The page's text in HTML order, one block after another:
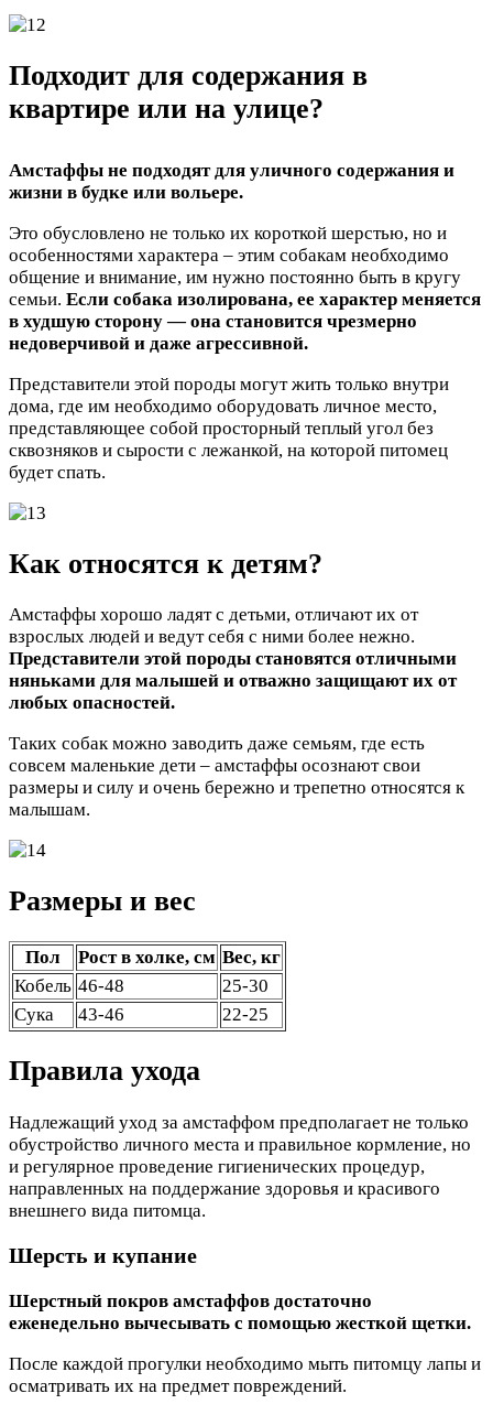
Подходит для содержания в
квартире или на улице?
Амстаффы не подходят для уличного содержания и
жизни в будке или вольере.
Это обусловлено не только их короткой шерстью, но и
особенностями характера – этим собакам необходимо
общение и внимание, им нужно постоянно быть в кругу
семьи. Если собака изолирована, ее характер меняется
в худшую сторону — она становится чрезмерно
недоверчивой и даже агрессивной.
Представители этой породы могут жить только внутри
дома, где им необходимо оборудовать личное место,
представляющее собой просторный теплый угол без
сквозняков и сырости с лежанкой, на которой питомец
будет спать.
Как относятся к детям?
Амстаффы хорошо ладят с детьми, отличают их от
взрослых людей и ведут себя с ними более нежно.
Представители этой породы становятся отличными
няньками для малышей и отважно защищают их от
любых опасностей.
Таких собак можно заводить даже семьям, где есть
совсем маленькие дети – амстаффы осознают свои
размеры и силу и очень бережно и трепетно относятся к
малышам.
Размеры и вес
Пол Рост в холке, см Вес, кг
Кобель 46-48
25-30
Сука
43-46 22-25
Правила ухода
Надлежащий уход за амстаффом предполагает не только
обустройство личного места и правильное кормление, но
и регулярное проведение гигиенических процедур,
направленных на поддержание здоровья и красивого
внешнего вида питомца.
Шерсть и купание
Шерстный покров амстаффов достаточно
еженедельно вычесывать с помощью жесткой щетки.
После каждой прогулки необходимо мыть питомцу лапы и
осматривать их на предмет повреждений.